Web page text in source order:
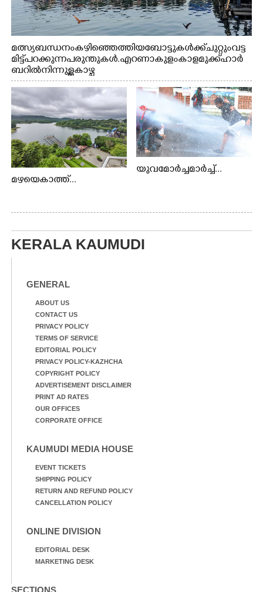
മത്സ്യബന്ധനം കഴിഞ്ഞെത്തിയ ബോട്ടുകൾക്ക് ചുറ്റും വട്ട
മിട്ട് പറക്കുന്ന പരുന്തുകൾ. എറണാകുളം കാളമുക്ക് ഹാർ
ബറിൽ നിന്നുള്ള കാഴ്ച
മഴയെകാത്ത്...
യുവമോർച്ചമാർച്ച്...
KERALA KAUMUDI
GENERAL
ABOUT US
CONTACT US
PRIVACY POLICY
TERMS OF SERVICE
EDITORIAL POLICY
PRIVACY POLICY-KAZHCHA
COPYRIGHT POLICY
ADVERTISEMENT DISCLAIMER
PRINT AD RATES
OUR OFFICES
CORPORATE OFFICE
KAUMUDI MEDIA HOUSE
EVENT TICKETS
SHIPPING POLICY
RETURN AND REFUND POLICY
CANCELLATION POLICY
ONLINE DIVISION
EDITORIAL DESK
MARKETING DESK
SECTIONS